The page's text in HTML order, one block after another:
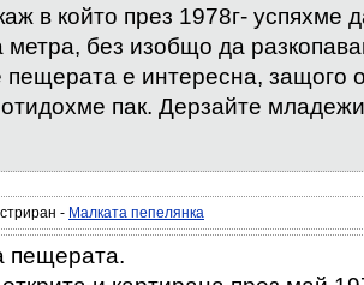
в който през 1978г- успяхме
метра, без изобщо да
пещерата е интересна, защого
пак. Дерзайте
- Малката пепелянка
пещерата.